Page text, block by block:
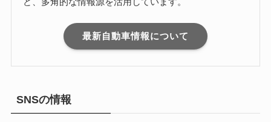
最新自動車情報について
SNSの情報